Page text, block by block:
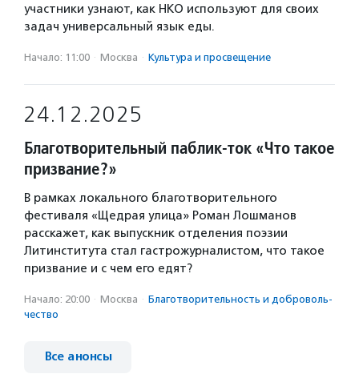
участники узнают, как НКО используют для своих
задач универсальный язык еды.
Начало: 11:00 · Москва · Культура и просвещение
24.12.2025
Благотворительный паблик-ток «Что такое
призвание?»
В рамках локального благотворительного
фестиваля «Щедрая улица» Роман Лошманов
расскажет, как выпускник отделения поэзии
Литинститута стал гастрожурналистом, что такое
призвание и с чем его едят?
Начало: 20:00 · Москва · Благотвори­тель­ность и доброволь­
чест­во
Все анонсы